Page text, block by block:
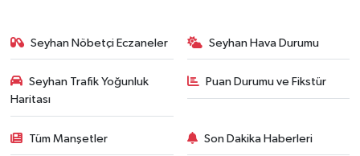
Seyhan Nöbetçi Eczaneler Seyhan Hava Durumu
Seyhan Trafik Yoğunluk
Haritası
Puan Durumu ve Fikstür
Tüm Manşetler Son Dakika Haberleri